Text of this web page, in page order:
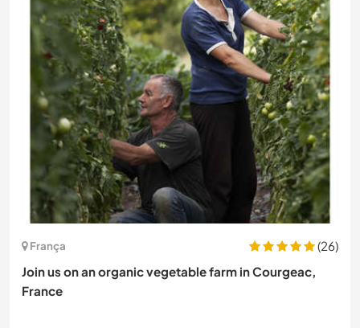
França
(26)
Join us on an organic vegetable farm in Courgeac,
France